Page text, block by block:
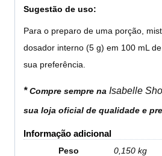
Sugestão de uso:
Para o preparo de uma porção,
dosador interno (5 g) em 100 mL
sua preferência.
*Compre sempre na Isabelle
sua loja oficial de qualidade e
Informação adicional
Peso 0,150 kg